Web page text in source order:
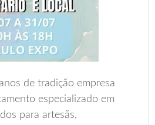
de tradição empresa
especializado em
para artesãs,